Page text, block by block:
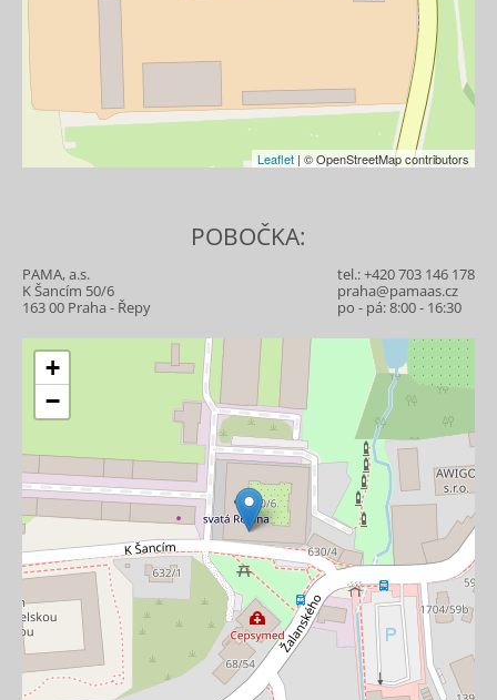
Leaflet | © OpenStreetMap contributors
POBOČKA:
PAMA, a.s.
K Šancím 50/6
163 00 Praha - Řepy
tel.:+420 703 146 178
praha@pamaas.cz
po - pá: 8:00 - 16:30
+
−